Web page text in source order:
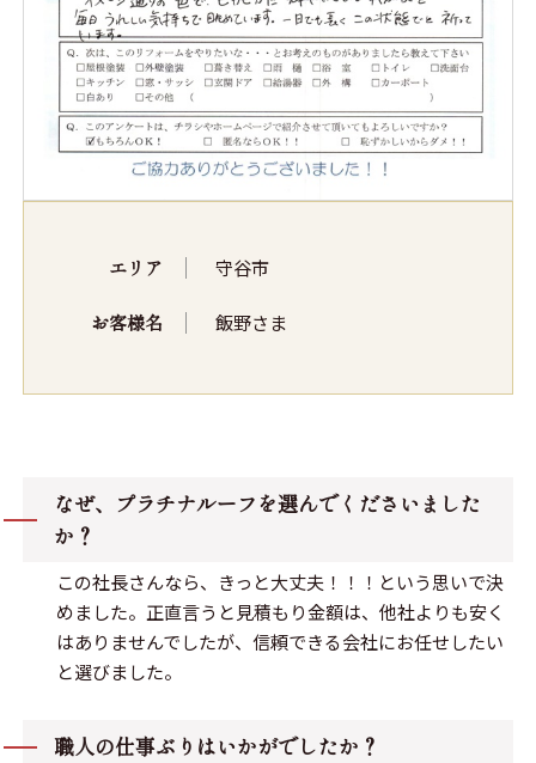
エリア 守谷市
お客様名 飯野さま
なぜ、プラチナルーフを選んでくださいました
か？
この社長さんなら、きっと大丈夫！！！という思いで決
めました。正直言うと見積もり金額は、他社よりも安く
はありませんでしたが、信頼できる会社にお任せしたい
と選びました。
職人の仕事ぶりはいかがでしたか？